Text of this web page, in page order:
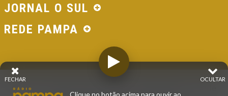
JORNAL O SUL
REDE PAMPA
© 2026 - Direitos Reservados - Rádio Pampa - Rede
OCULTAR
FECHAR